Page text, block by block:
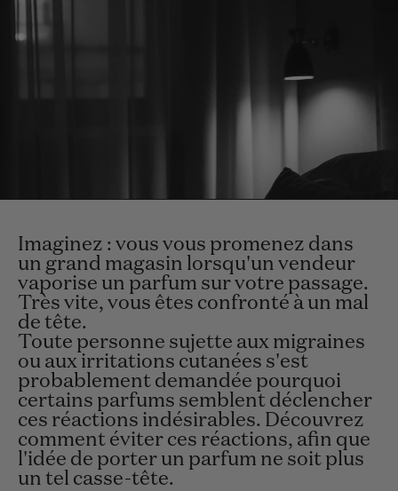
Imaginez : vous vous promenez dans
un grand magasin lorsqu'un vendeur
vaporise un parfum sur votre passage.
Très vite, vous êtes confronté à un mal
de tête.
Toute personne sujette aux migraines
ou aux irritations cutanées s'est
probablement demandée pourquoi
certains parfums semblent déclencher
ces réactions indésirables. Découvrez
comment éviter ces réactions, afin que
l'idée de porter un parfum ne soit plus
un tel casse-tête.